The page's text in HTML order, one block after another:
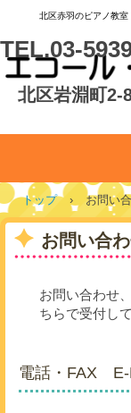
北区赤羽のピアノ教
TEL.03-
北区岩淵町2-
トップ › お問い
お問い合
お問い合わせ
ちらで受付し
電話・FAX E-